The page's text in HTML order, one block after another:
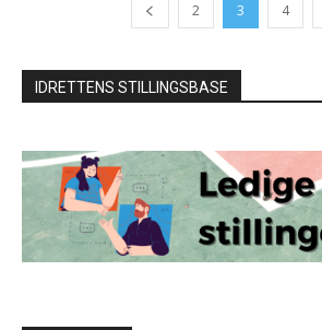
2 3 4
IDRETTENS STILLINGSBASE